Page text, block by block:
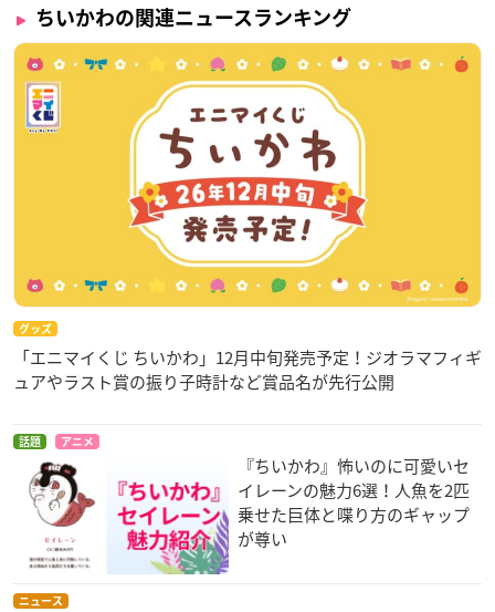
ちいかわの関連ニュースランキング
グッズ
「エニマイくじ ちいかわ」12月中旬発売予定！ジオラマフィギ
ュアやラスト賞の振り子時計など賞品名が先行公開
話題 アニメ
『ちいかわ』怖いのに可愛いセ
イレーンの魅力6選！人魚を2匹
乗せた巨体と喋り方のギャップ
が尊い
ニュース